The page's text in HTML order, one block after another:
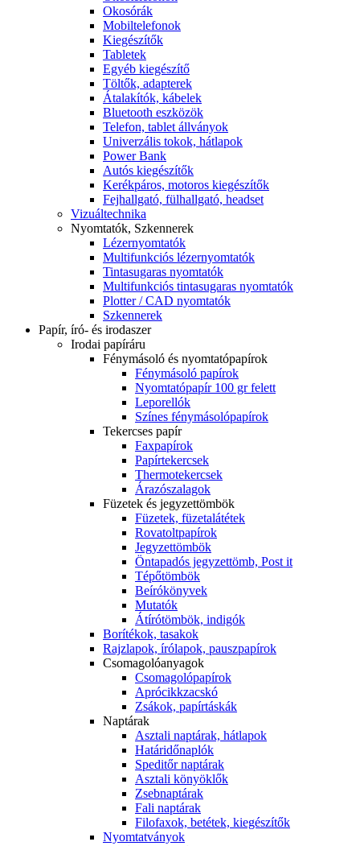
Okosórák
Mobiltelefonok
Kiegészítők
Tabletek
Egyéb kiegészítő
Töltők, adapterek
Átalakítók, kábelek
Bluetooth eszközök
Telefon, tablet állványok
Univerzális tokok, hátlapok
Power Bank
Autós kiegészítők
Kerékpáros, motoros kiegészítők
Fejhallgató, fülhallgató, headset
Vizuáltechnika
Nyomtatók, Szkennerek
Lézernyomtatók
Multifunkciós lézernyomtatók
Tintasugaras nyomtatók
Multifunkciós tintasugaras nyomtatók
Plotter / CAD nyomtatók
Szkennerek
Papír, író- és irodaszer
Irodai papíráru
Fénymásoló és nyomtatópapírok
Fénymásoló papírok
Nyomtatópapír 100 gr felett
Leporellók
Színes fénymásolópapírok
Tekercses papír
Faxpapírok
Papírtekercsek
Thermotekercsek
Árazószalagok
Füzetek és jegyzettömbök
Füzetek, füzetalátétek
Rovatoltpapírok
Jegyzettömbök
Öntapadós jegyzettömb, Post it
Tépőtömbök
Beírókönyvek
Mutatók
Átírótömbök, indigók
Borítékok, tasakok
Rajzlapok, írólapok, pauszpapírok
Csomagolóanyagok
Csomagolópapírok
Aprócikkzacskó
Zsákok, papírtáskák
Naptárak
Asztali naptárak, hátlapok
Határidőnaplók
Speditőr naptárak
Asztali könyöklők
Zsebnaptárak
Fali naptárak
Filofaxok, betétek, kiegészítők
Nyomtatványok